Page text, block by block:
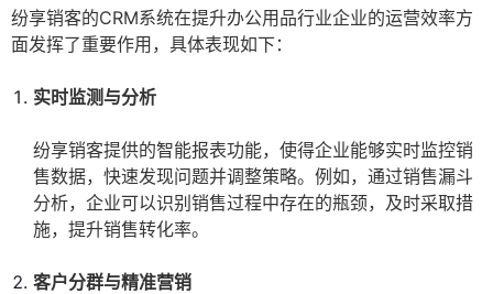
纷享销客的CRM系统在提升办公用品行业企业的运营效率方
面发挥了重要作用，具体表现如下：
实时监测与分析
纷享销客提供的智能报表功能，使得企业能够实时监控销
售数据，快速发现问题并调整策略。例如，通过销售漏斗
分析，企业可以识别销售过程中存在的瓶颈，及时采取措
施，提升销售转化率。
客户分群与精准营销